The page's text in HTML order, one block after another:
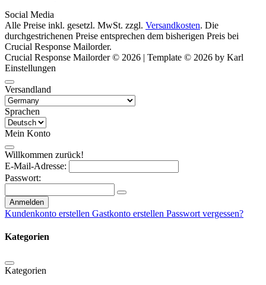
Social Media
Alle Preise inkl. gesetzl. MwSt. zzgl. Versandkosten. Die
durchgestrichenen Preise entsprechen dem bisherigen Preis bei
Crucial Response Mailorder.
Crucial Response Mailorder © 2026 | Template © 2026 by Karl
Einstellungen
Versandland
Sprachen
Mein Konto
Willkommen zurück!
E-Mail-Adresse:
Passwort:
Anmelden
Kundenkonto erstellen Gastkonto erstellen Passwort vergessen?
Kategorien
Kategorien